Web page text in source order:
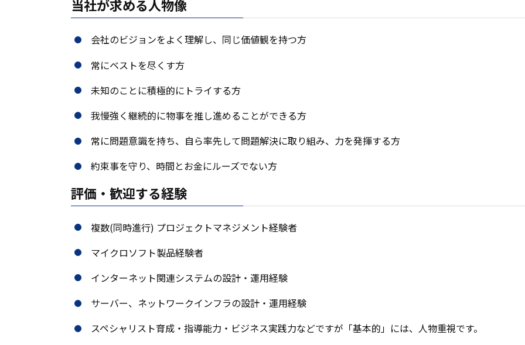
当社が求める人物像
会社のビジョンをよく理解し、同じ価値観を持つ方
常にベストを尽くす方
未知のことに積極的にトライする方
我慢強く継続的に物事を推し進めることができる方
常に問題意識を持ち、自ら率先して問題解決に取り組み、力を発揮する方
約束事を守り、時間とお金にルーズでない方
評価・歓迎する経験
複数(同時進行) プロジェクトマネジメント経験者
マイクロソフト製品経験者
インターネット関連システムの設計・運用経験
サーバー、ネットワークインフラの設計・運用経験
スペシャリスト育成・指導能力・ビジネス実践力などですが「基本的」には、人物重視です。